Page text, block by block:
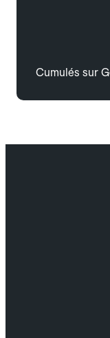
Cumulés sur